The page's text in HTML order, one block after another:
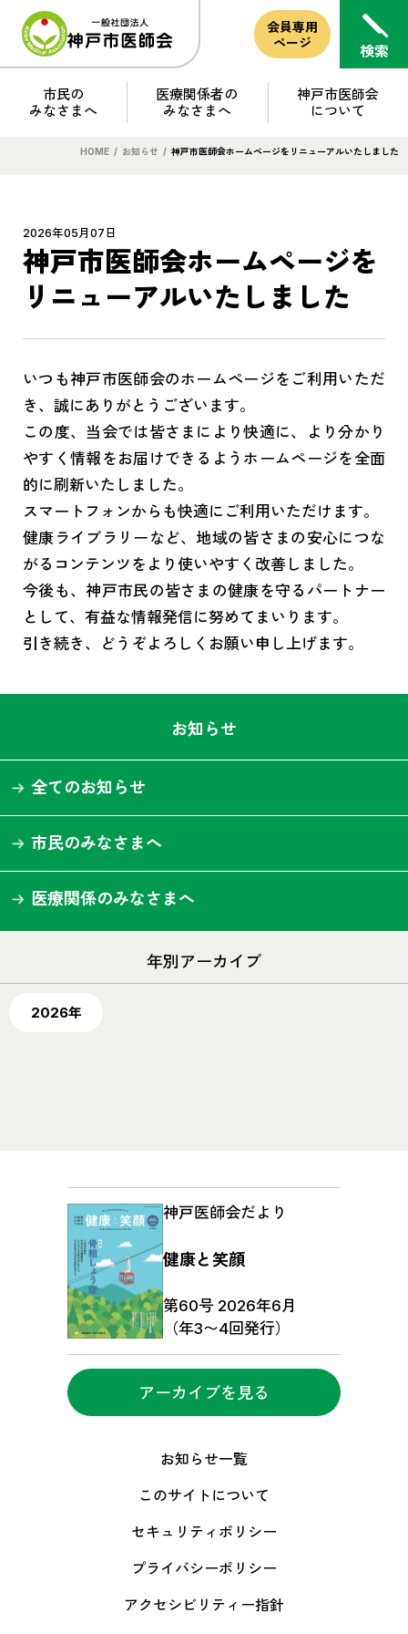
会員専用
ページ
市民の
みなさまへ
医療関係者の
みなさまへ
神戸市医師会
について
HOME / お知らせ / 神戸市医師会ホームページをリニューアルいたしました
2026年05月07日
神戸市医師会ホームページを
リニューアルいたしました
いつも神戸市医師会のホームページをご利用いただ
き、誠にありがとうございます。
この度、当会では皆さまにより快適に、より分かり
やすく情報をお届けできるようホームページを全面
的に刷新いたしました。
スマートフォンからも快適にご利用いただけます。
健康ライブラリーなど、地域の皆さまの安心につな
がるコンテンツをより使いやすく改善しました。
今後も、神戸市民の皆さまの健康を守るパートナー
として、有益な情報発信に努めてまいります。
引き続き、どうぞよろしくお願い申し上げます。
お知らせ
全てのお知らせ
市民のみなさまへ
医療関係のみなさまへ
年別アーカイブ
2026年
神戸医師会だより
健康と笑顔
第60号 2026年6月
（年3〜4回発行）
アーカイブを見る
お知らせ一覧
このサイトについて
セキュリティポリシー
プライバシーポリシー
アクセシビリティー指針